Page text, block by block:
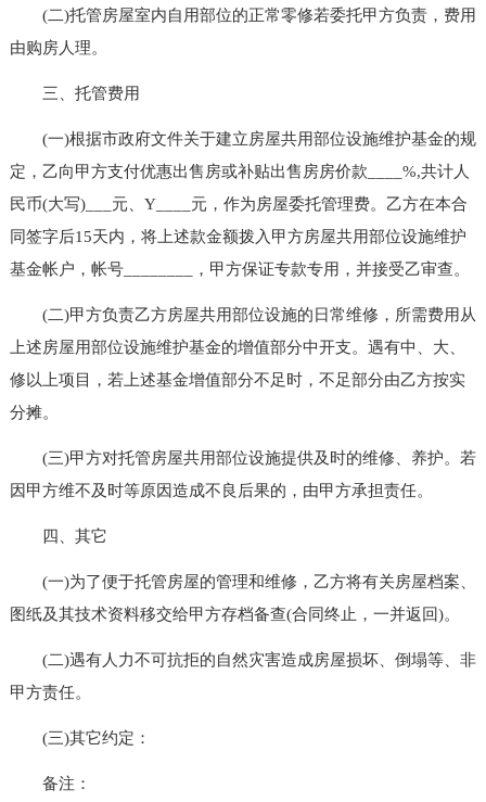
(二)托管房屋室内自用部位的正常零修若委托甲方负责，费用
由购房人理。
三、托管费用
(一)根据市政府文件关于建立房屋共用部位设施维护基金的规
定，乙向甲方支付优惠出售房或补贴出售房房价款____%,共计人
民币(大写)___元、Y____元，作为房屋委托管理费。乙方在本合
同签字后15天内，将上述款金额拨入甲方房屋共用部位设施维护
基金帐户，帐号________，甲方保证专款专用，并接受乙审查。
(二)甲方负责乙方房屋共用部位设施的日常维修，所需费用从
上述房屋用部位设施维护基金的增值部分中开支。遇有中、大、
修以上项目，若上述基金增值部分不足时，不足部分由乙方按实
分摊。
(三)甲方对托管房屋共用部位设施提供及时的维修、养护。若
因甲方维不及时等原因造成不良后果的，由甲方承担责任。
四、其它
(一)为了便于托管房屋的管理和维修，乙方将有关房屋档案、
图纸及其技术资料移交给甲方存档备查(合同终止，一并返回)。
(二)遇有人力不可抗拒的自然灾害造成房屋损坏、倒塌等、非
甲方责任。
(三)其它约定：
备注：